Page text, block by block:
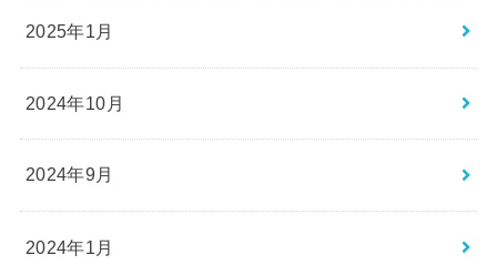
2025年1月
2024年10月
2024年9月
2024年1月